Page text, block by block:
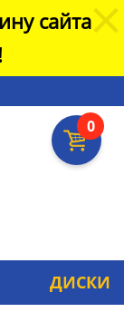
сайта
0
ДИСКИ